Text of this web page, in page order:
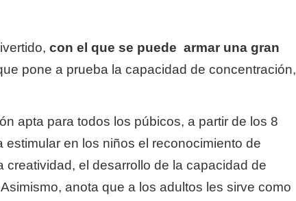
con el que se puede armar una gran
pone a prueba la capacidad de concentración,
apta para todos los púbicos, a partir de los 8
en los niños el reconocimiento de
el desarrollo de la capacidad de
anota que a los adultos les sirve como